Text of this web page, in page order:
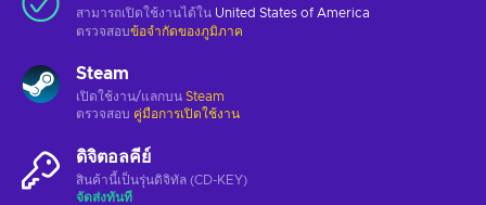
สามารถเปิดใช้งานได้ใน United States of America
ตรวจสอบข้อจำกัดของภูมิภาค
Steam
เปิดใช้งาน/แลกบน Steam
ตรวจสอบ คู่มือการเปิดใช้งาน
ดิจิตอลคีย์
สินค้านี้เป็นรุ่นดิจิทัล (CD-KEY)
จัดส่งทันที